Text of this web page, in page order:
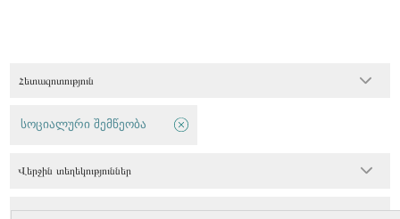
Հետազոտություն
სოციალური შემწეობა
Վերջին տեղեկություններ